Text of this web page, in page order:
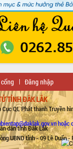
Đăng nhập
TỈNH ĐẮK LẮK
QL Phát thanh Truyền
dân tỉnh Đắk Lắk
UBND tỉnh - 09 Lê Duẩn -